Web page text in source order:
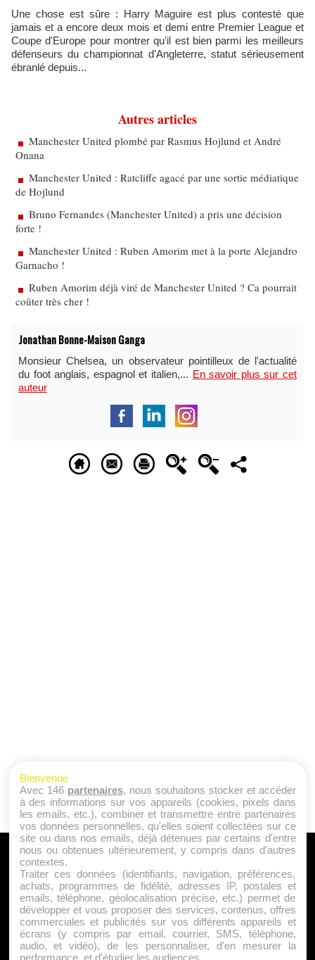
Une chose est sûre : Harry Maguire est plus contesté que
jamais et a encore deux mois et demi entre Premier League et
Coupe d'Europe pour montrer qu'il est bien parmi les meilleurs
défenseurs du championnat d'Angleterre, statut sérieusement
ébranlé depuis...
Autres articles
Manchester United plombé par Rasmus Hojlund et André
Onana
Manchester United : Ratcliffe agacé par une sortie médiatique
de Hojlund
Bruno Fernandes (Manchester United) a pris une décision
forte !
Manchester United : Ruben Amorim met à la porte Alejandro
Garnacho !
Ruben Amorim déjà viré de Manchester United ? Ca pourrait
coûter très cher !
Jonathan Bonne-Maison Ganga
Monsieur Chelsea, un observateur pointilleux de l'actualité
du foot anglais, espagnol et italien,... En savoir plus sur cet
auteur
A PROPOS
Qui sommes nous ?
Mentions Légales
Publicité
Politique de Cookies
Contact
Bienvenue
Avec 146 partenaires, nous souhaitons stocker et accéder
à des informations sur vos appareils (cookies, pixels dans
les emails, etc.), combiner et transmettre entre partenaires
vos données personnelles, qu'elles soient collectées sur ce
site ou dans nos emails, déjà détenues par certains d'entre
nous ou obtenues ultérieurement, y compris dans d'autres
contextes.
Traiter ces données (identifiants, navigation, préférences,
achats, programmes de fidélité, adresses IP, postales et
emails, téléphone, géolocalisation précise, etc.) permet de
développer et vous proposer des services, contenus, offres
commerciales et publicités sur vos différents appareils et
écrans (y compris par email, courrier, SMS, téléphone,
audio, et vidéo), de les personnaliser, d'en mesurer la
performance, et d'étudier les audiences.